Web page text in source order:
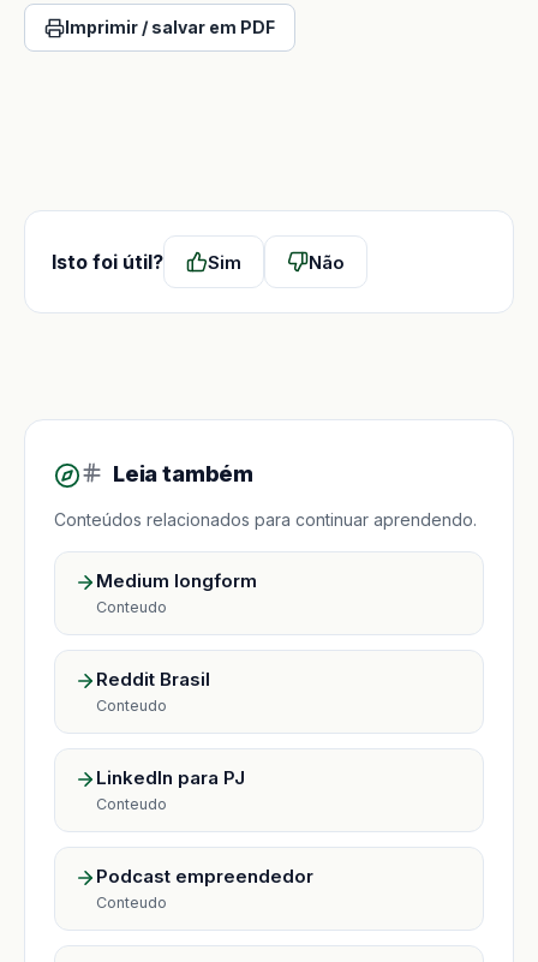
Imprimir / salvar em PDF
Isto foi útil? Sim Não
Leia também
Conteúdos relacionados para continuar aprendendo.
Medium longform
Conteudo
Reddit Brasil
Conteudo
LinkedIn para PJ
Conteudo
Podcast empreendedor
Conteudo